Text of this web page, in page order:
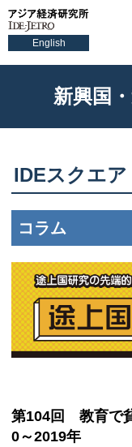
English
新興国
IDEスクエア
コラム
第104回 教育で
0～2019年